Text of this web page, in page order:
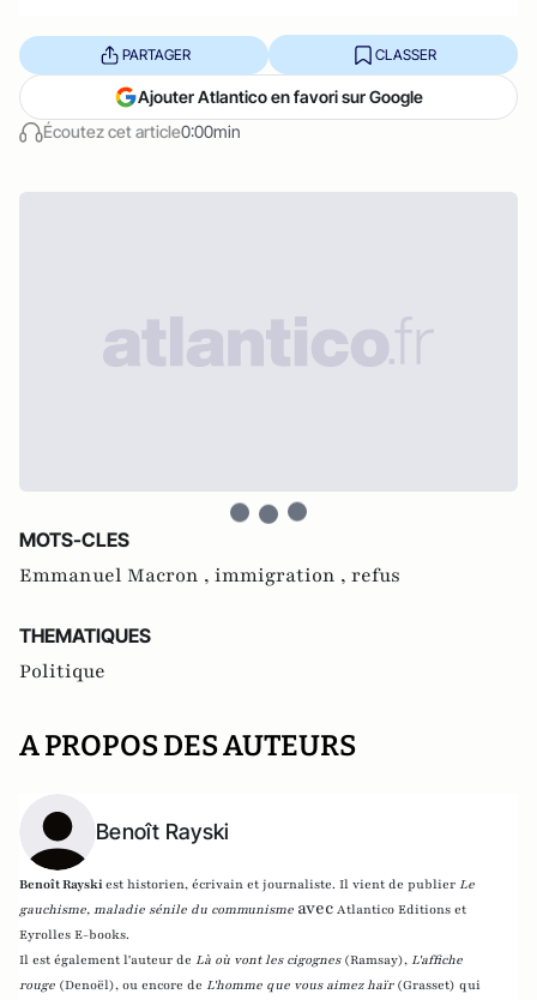
Écoutez cet article0:00min
PARTAGER CLASSER
Ajouter Atlantico en favori sur Google
MOTS-CLES
Emmanuel Macron , immigration , refus
THEMATIQUES
Politique
A PROPOS DES AUTEURS
Benoît Rayski
Benoît Rayskiest historien, écrivain et journaliste. Il vient de publier Le
gauchisme, maladie sénile du communisme avec Atlantico Editions et
Eyrolles E-books.
Il est également l'auteur de Là où vont les cigognes (Ramsay), L'affiche
rouge (Denoël), ou encore de L'homme que vous aimez haïr (Grasset) qui